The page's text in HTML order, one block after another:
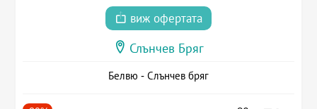
виж офертата
Слънчев Бряг
Белвю - Слънчев бряг